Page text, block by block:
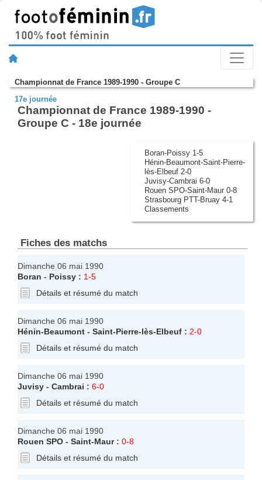
Championnat de France 1989-1990 - Groupe C
17e journée
Championnat de France 1989-1990 -
Groupe C - 18e journée
Boran-Poissy 1-5
Hénin-Beaumont-Saint-Pierre-
lès-Elbeuf 2-0
Juvisy-Cambrai 6-0
Rouen SPO-Saint-Maur 0-8
Strasbourg PTT-Bruay 4-1
Classements
Fiches des matchs
Dimanche 06 mai 1990
Boran - Poissy : 1-5
Détails et résumé du match
Dimanche 06 mai 1990
Hénin-Beaumont - Saint-Pierre-lès-Elbeuf : 2-0
Détails et résumé du match
Dimanche 06 mai 1990
Juvisy - Cambrai : 6-0
Détails et résumé du match
Dimanche 06 mai 1990
Rouen SPO - Saint-Maur: 0-8
Détails et résumé du match